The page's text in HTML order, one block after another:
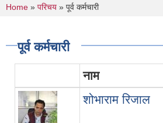
You are here
Home » परिचय » पूर्व कर्मचारी
पूर्व कर्मचारी
नाम
शोभाराम रिजाल